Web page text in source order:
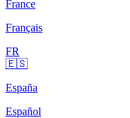
France
Français
FR
🇪🇸
España
Español